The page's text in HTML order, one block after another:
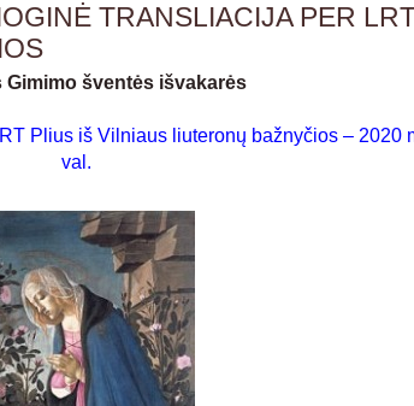
TRANSLIACIJA PER
Gimimo šventės išvakarės
Plius iš Vilniaus liuteronų bažnyčios – 2020
val.